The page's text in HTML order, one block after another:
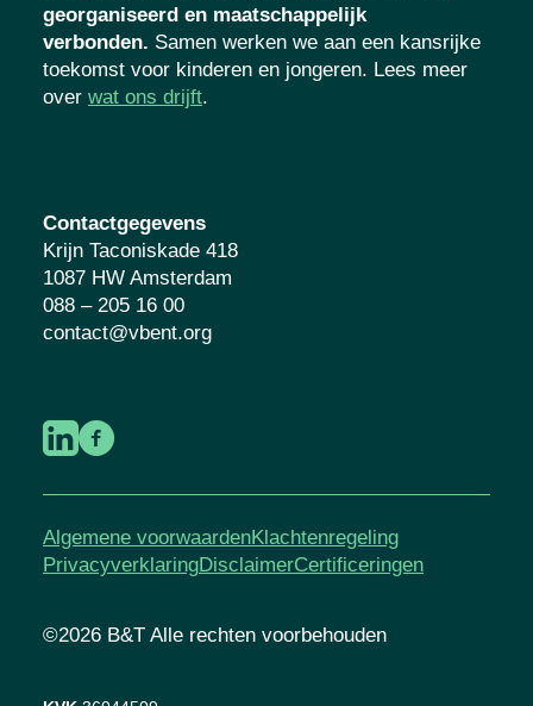
georganiseerd en maatschappelijk
verbonden. Samen werken we aan een kansrijke
toekomst voor kinderen en jongeren. Lees meer
over wat ons drijft.
Contactgegevens
Krijn Taconiskade 418
1087 HW Amsterdam
088 – 205 16 00
contact@vbent.org
Algemene voorwaardenKlachtenregeling
PrivacyverklaringDisclaimerCertificeringen
©2026 B&T Alle rechten voorbehouden